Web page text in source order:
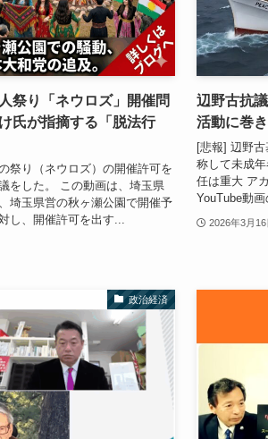
祭り「ネウロズ」開催問
氏が指摘する「脱法行
祭り（ネウロズ）の開催許可を
をした。 この動画は、埼玉県
埼玉県営の秋ヶ瀬公園で開催予
し、開催許可を出す...
辺野古抗
活動に巻
[悲報] 辺野
称して未成
任は重大 ア
YouTube動
2026年3月16
政治経済